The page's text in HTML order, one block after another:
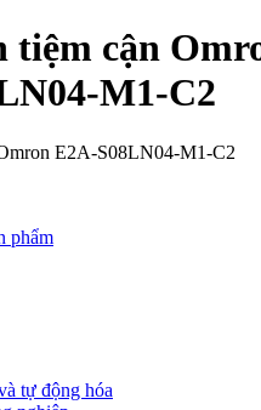
tiệm cận
M1-C2
E2A-S08LN04-M1-C2
phẩm
tự động hóa